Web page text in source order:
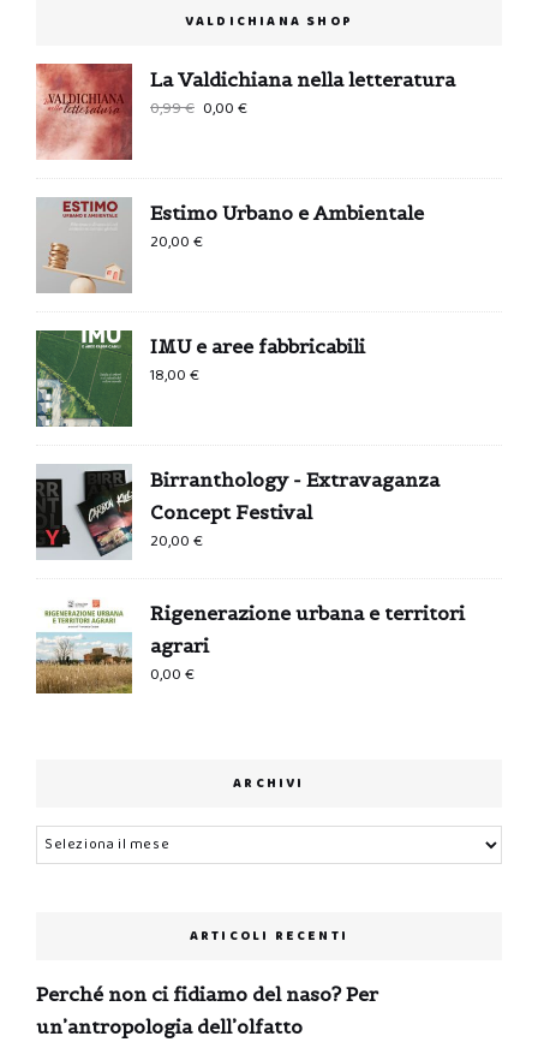
VALDICHIANA SHOP
La Valdichiana nella letteratura
0,99€
era:
0,99 €.
0,00€
è:
0,00 €.
Estimo Urbano e Ambientale
20,00€
IMU e aree fabbricabili
18,00€
Birranthology - Extravaganza
Concept Festival
20,00€
Rigenerazione urbana e territori
agrari
0,00€
ARCHIVI
Archivi
ARTICOLI RECENTI
Perché non ci fidiamo del naso? Per
un’antropologia dell’olfatto